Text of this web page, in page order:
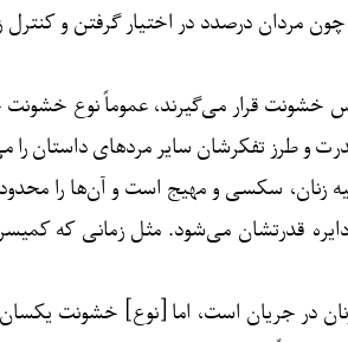
مردان درصدد در اختیار گرفتن و کنترل
خشونت قرار می‌گیرند، عموماً نوع
تفکرشان سایر مردهای داستان را
زنان، سکسی و مهیج است و آن‌ها را
می‌شود. مثل زمانی که کمیسر
زنان در جریان است، اما [نوع] خشونت